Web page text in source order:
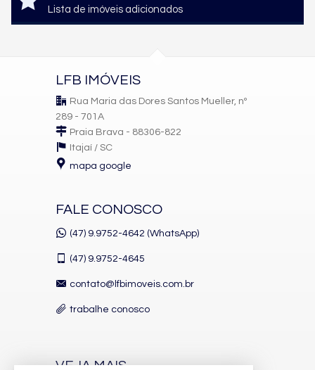
Lista de imóveis adicionados
LFB IMÓVEIS
Rua Maria das Dores Santos Mueller, nº
289 - 701A
Praia Brava - 88306-822
Itajaí / SC
mapa google
FALE CONOSCO
(47) 9.9752-4642 (WhatsApp)
(47) 9.9752-4645
contato@lfbimoveis.com.br
trabalhe conosco
VEJA MAIS